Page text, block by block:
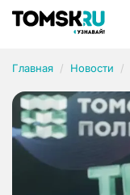
Главная Новости